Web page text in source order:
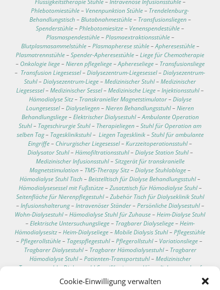
Cookie-Einwilligung verwalten
Phlebotomiestühle– Venenpunktion Stühle– Trendelenburg-
Behandlungstisch–Blutabnahmestühle– Transfusionsliegen–
Spenderstühle–Phlebotomiesitze– Venenspendestühle–
Plasmaspendestühle–Plasmaextraktionsstühle–
Blutplasmasammelstühle–Plasmapherese stühle–Apheresestühle–
Plasmatrennstühle–Spender-Apheresestühle–Liege für Chemotherapie
– Onkologie liege–Nieren pflegeliege–Aphereseliege– Transfusionsliege
– Transfusion Liegesessel–Dialysezentrum-Liegesessel–Dialysezentrum-
Stuhl–Dialysezentrum-Liege–Medizinischer Stuhl–Medizinischer
Liegesessel–Medizinischer Sessel–Medizinische Liege–Injektionsstuhl–
Hämodialyse Sitz– Transkranieller Magnetstimulator–Dialyse
Loungesessel–Dialyseliegen–Nieren Behandlungsstuhl–Nieren
Behandlungsliege–Elektrischer Dialysestuhl–Ambulante Operation
Stuhl– Tageschirurgie Stuhl– Therapieliegen–Stuhl für Operation am
selben Tag– Tagesklinikstuhl– Liegen Tagesklinik–Stuhl für ambulante
Eingriffe– Chirurgischer Liegesessel–Kurzzeitoperationsstuhl–
Dialysator Stuhl–Hämofiltrationsstuhl–Dialyse Station Stuhl–
Medizinischer Infusionsstuhl–Sitzgerät für transkranielle
Magnetstimulation– TMS-Therapy Sitz–Dialyse Stuhlablage–
Hämodialyse Stuhl Tisch–Beistelltisch für Dialyse Behandlungsstuhl–
Hämodialysesessel mit Fußstütze–Zusatztisch für Hämodialyse Stuhl–
Seitenfläche für Nierenpflegestuhl–Zubehör Tisch für Dialyseklinik Stuhl
–Infusionshalterung–Intravenöser Ständer–Persönliche Dialysestuhl–
Wohn-Dialysestuhl–Hämodialyse Stuhl für Zuhause–Heim-Dialyse Stuhl
–Elektrische Untersuchungsliege– Tragbarer Dialyseliege–Heim-
Hämodialysesitz–Heim-Dialyseliege–Mobile Dialysis Stuhl–Pflegestühle
–Pflegerollstühle– Tagespflegestuhl–Pflegerollstuhl– Variationsliege–
Tragbarer Dialysestuhl– Tragbarer Hämodialysestuhl– Tragbarer
Hämodialyse Stuhl–Patienten-Transportstuhl–Medizinischer
Transportstuhl– Dialysestuhl-Spezifikationen
Hämodialysesessel auf
Bester Liegesessel für Dialysepatienten
Bequeme Dialyse Stühle
Technische Daten des Dialysestuhls–Klinischer Pflegeliegesessel